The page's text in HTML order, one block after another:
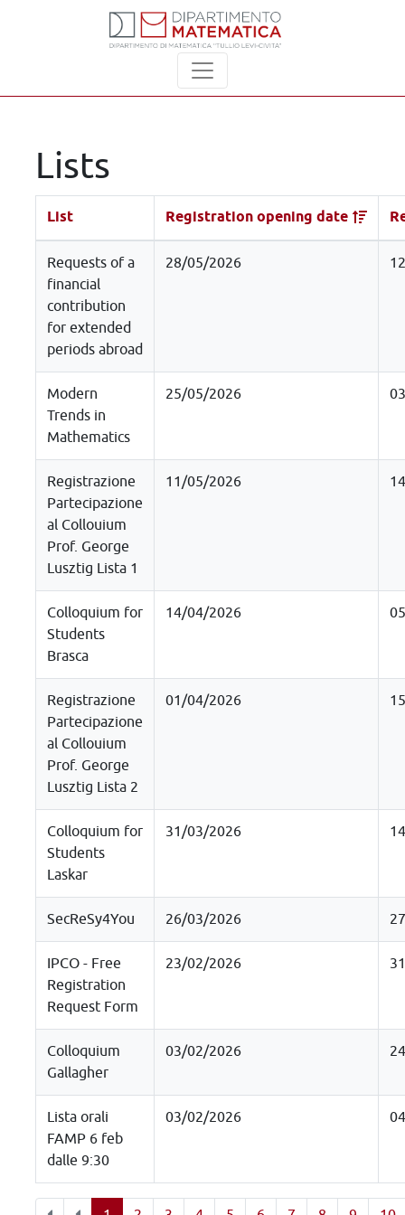
Lists
List Registration opening date
Requests of a
financial
contribution
for extended
periods abroad
28/05/2026
Modern
Trends in
Mathematics
25/05/2026
Registrazione
Partecipazione
al Collouium
Prof. George
Lusztig Lista 1
11/05/2026
Colloquium for
Students
Brasca
14/04/2026
Registrazione
Partecipazione
al Collouium
Prof. George
Lusztig Lista 2
01/04/2026
Colloquium for
Students
Laskar
31/03/2026
SecReSy4You 26/03/2026
IPCO - Free
Registration
Request Form
23/02/2026
Colloquium
Gallagher
03/02/2026
Lista orali
FAMP 6 feb
dalle 9:30
03/02/2026